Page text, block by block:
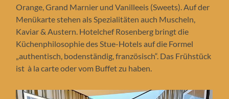
Orange, Grand Marnier und Vanilleeis (Sweets). Auf der
Menükarte stehen als Spezialitäten auch Muscheln,
Kaviar & Austern. Hotelchef Rosenberg bringt die
Küchenphilosophie des Stue-Hotels auf die Formel
„authentisch, bodenständig, französisch“. Das Frühstück
ist à la carte oder vom Buffet zu haben.